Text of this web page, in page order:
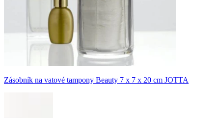
Zásobník na vatové tampony Beauty 7 x 7 x 20 cm JOTTA